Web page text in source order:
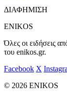
ΔΙΑΦΗΜΙΣΗ
ENIKOS
Όλες οι ειδήσεις
του enikos.gr.
Facebook X
© 2026 ENIKOS